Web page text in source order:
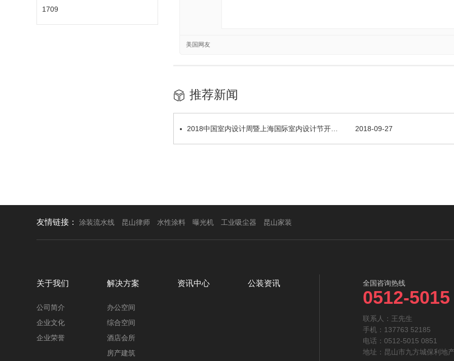
1709
美国网友
推荐新闻
2018-09-27
2018中国室内设计周暨上海国际室内设计节开…
友情链接： 涂装流水线 昆山律师 水性涂料 曝光机 工业吸尘器 昆山家装
关于我们
公司简介
企业文化
企业荣誉
解决方案
办公空间
综合空间
酒店会所
房产建筑
资讯中心 公装资讯 全国咨询热线
0512-
联系人：王先生‬
手机：137763 52185
电话：0512-5015 0851
地址：昆山市九方城保利地